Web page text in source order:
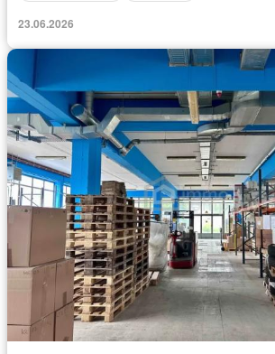
23.06.2026